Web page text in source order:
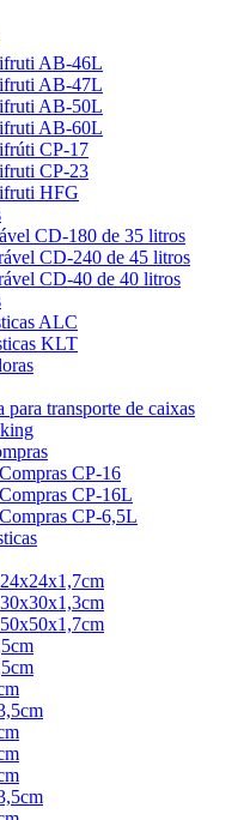
AB-46L
AB-47L
AB-50L
AB-60L
CP-17
CP-23
HFG
CD-180 de 35 litros
CD-240 de 45 litros
CD-40 de 40 litros
ALC
KLT
para transporte de caixas
CP-16
CP-16L
CP-6,5L